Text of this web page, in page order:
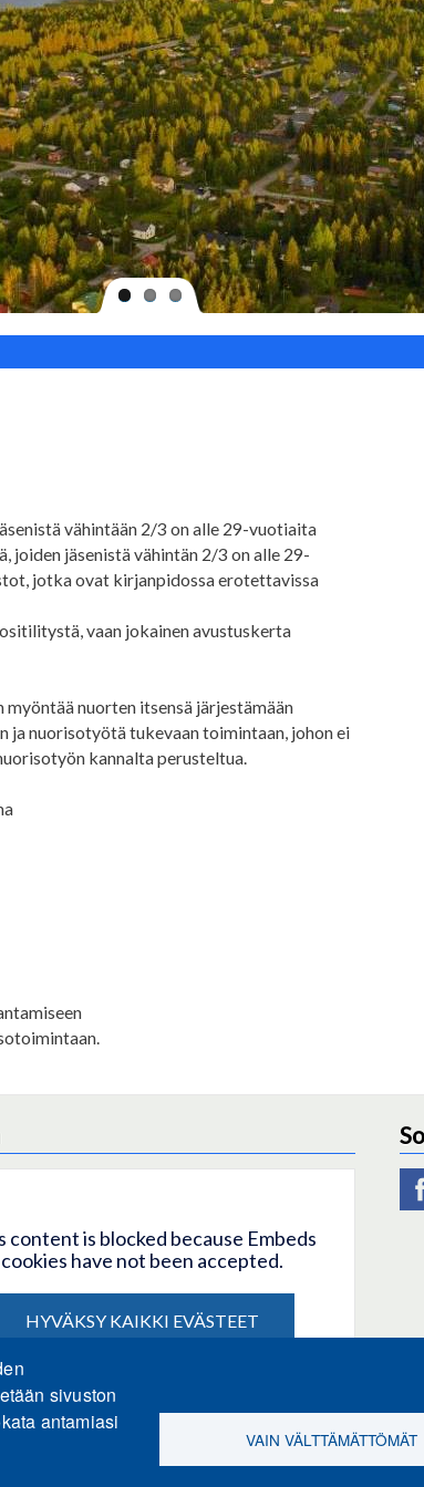
vähintään 2/3 on alle 29-vuotiaita
jäsenistä vähintän 2/3 on alle 29-
jotka ovat kirjanpidossa erotettavissa
vaan jokainen avustuskerta
nuorten itsensä järjestämään
ja nuorisotyötä tukevaan toimintaan, johon ei
kannalta perusteltua.
content is blocked because Embeds
cookies have not been accepted.
HYVÄKSY KAIKKI EVÄSTEET
sivuston
antamiasi
VAIN VÄLTTÄMÄTTÖMÄT